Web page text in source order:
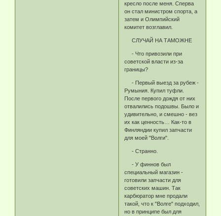
кресло после меня. Сперва
он стал министром спорта, а
затем и Олимпийский
комитет возглавил.
СЛУЧАЙ НА ТАМОЖНЕ
- Что привозили при
советской власти из-за
границы?
- Первый выезд за рубеж -
Румыния. Купил туфли.
После первого дождя от них
отвалились подошвы. Было и
удивительно, и смешно - вез
их как ценность… Как-то в
Финляндии купил запчасти
для моей "Волги".
- Странно.
- У финнов был
специальный магазин -
готовили запчасти для
советских машин. Так
карбюратор мне продали
такой, что к "Волге" подходил,
но в принципе был для